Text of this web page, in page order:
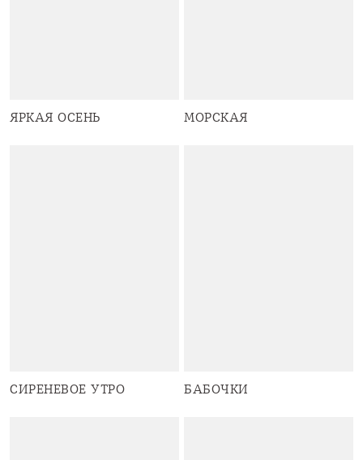
ЯРКАЯ ОСЕНЬ МОРСКАЯ
СИРЕНЕВОЕ УТРО БАБОЧКИ